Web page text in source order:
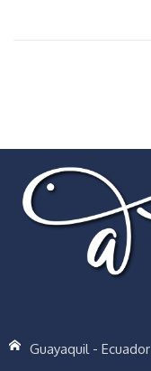
Guayaquil - Ecuador